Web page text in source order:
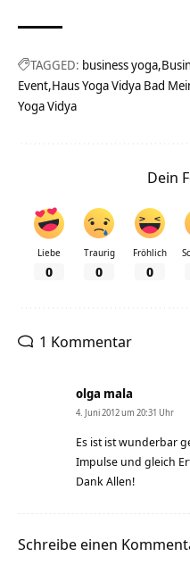
TAGGED: business yoga
Event Haus Yoga Vidya Bad
Yoga Vidya
Dein
Liebe
0
Traurig
0
Fröhlich
0
1 Kommentar
olga mala
4. Juni 2012 um 20:31 Uhr
Es ist ist wunderbar
Impulse und gleich
Dank Allen!
Schreibe einen